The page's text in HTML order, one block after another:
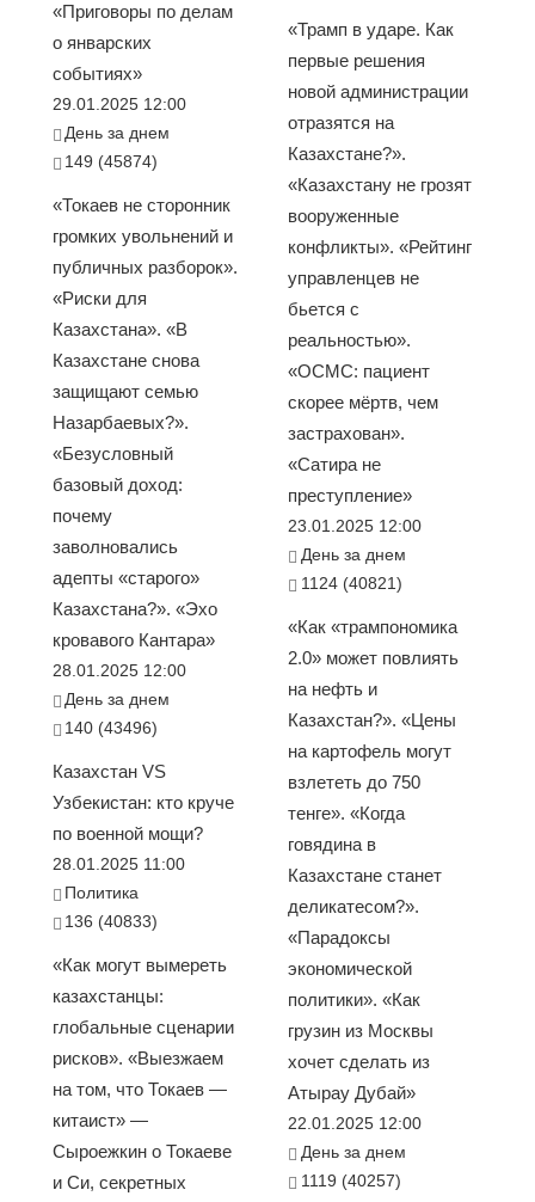
«Приговоры по делам
о январских
событиях»
29.01.2025 12:00
День за днем
149 (45874)
«Токаев не сторонник
громких увольнений и
публичных разборок».
«Риски для
Казахстана». «В
Казахстане снова
защищают семью
Назарбаевых?».
«Безусловный
базовый доход:
почему
заволновались
адепты «старого»
Казахстана?». «Эхо
кровавого Кантара»
28.01.2025 12:00
День за днем
140 (43496)
Казахстан VS
Узбекистан: кто круче
по военной мощи?
28.01.2025 11:00
Политика
136 (40833)
«Как могут вымереть
казахстанцы:
глобальные сценарии
рисков». «Выезжаем
на том, что Токаев —
китаист» —
Сыроежкин о Токаеве
и Си, секретных
«Трамп в ударе. Как
первые решения
новой администрации
отразятся на
Казахстане?».
«Казахстану не грозят
вооруженные
конфликты». «Рейтинг
управленцев не
бьется с
реальностью».
«ОСМС: пациент
скорее мёртв, чем
застрахован».
«Сатира не
преступление»
23.01.2025 12:00
День за днем
1124 (40821)
«Как «трампономика
2.0» может повлиять
на нефть и
Казахстан?». «Цены
на картофель могут
взлететь до 750
тенге». «Когда
говядина в
Казахстане станет
деликатесом?».
«Парадоксы
экономической
политики». «Как
грузин из Москвы
хочет сделать из
Атырау Дубай»
22.01.2025 12:00
День за днем
1119 (40257)